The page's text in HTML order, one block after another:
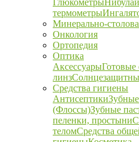
Глюкометры
термометры
Минерально-
Онкология
Ортопедия
Оптика
АксессуарыГотовые
линз
Средства гигиены
Антисептики
(Флоссы)Зубные
пеленки, простыни
теломСредства